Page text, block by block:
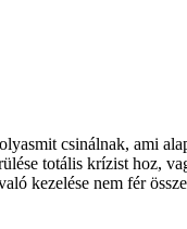
csinálnak, ami
totális krízist hoz,
kezelése nem fér